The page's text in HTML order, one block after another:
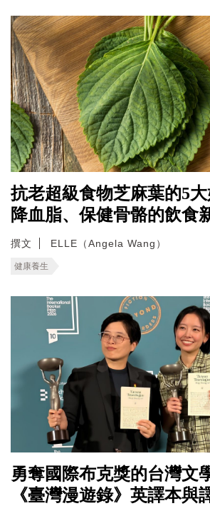
抗老超級食物芝麻葉的5
降血脂、保健骨骼的飲食
撰文 ELLE（Angela Wang）
健康養生
勇奪國際布克獎的台灣文
《臺灣漫遊錄》英譯本與